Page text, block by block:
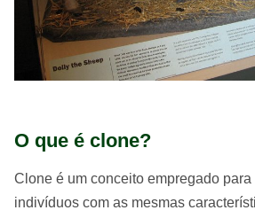
O que é clone?
Clone é um conceito empregado
indivíduos com as mesmas